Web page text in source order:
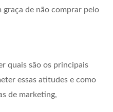
de não comprar pelo
quais são os principais
essas atitudes e como
de marketing,